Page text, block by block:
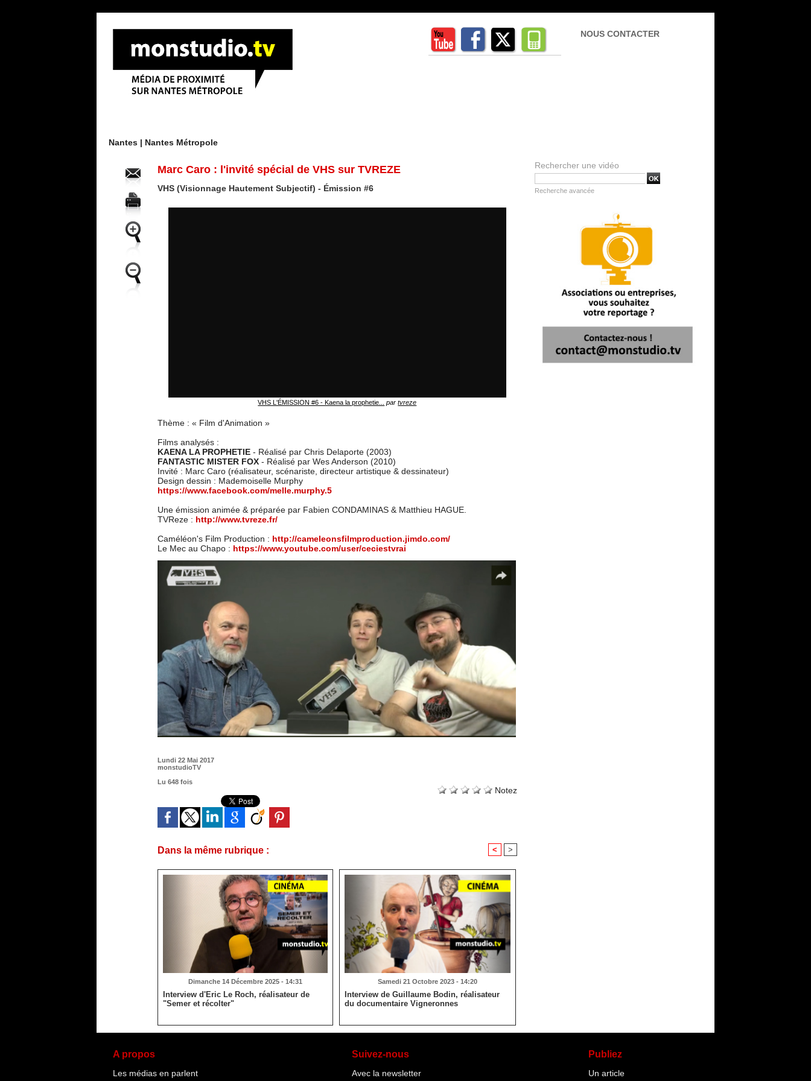
NOUS CONTACTER
Nantes | Nantes Métropole
Marc Caro : l'invité spécial de VHS sur TVREZE
VHS (Visionnage Hautement Subjectif) - Émission #6
VHS L'ÉMISSION #6 - Kaena la prophetie... partvreze
Thème : « Film d'Animation »
Films analysés :
KAENA LA PROPHETIE - Réalisé par Chris Delaporte (2003)
FANTASTIC MISTER FOX- Réalisé par Wes Anderson (2010)
Invité : Marc Caro (réalisateur, scénariste, directeur artistique & dessinateur)
Design dessin : Mademoiselle Murphy
https://www.facebook.com/melle.murphy.5
Une émission animée & préparée par Fabien CONDAMINAS & Matthieu HAGUE.
TVReze : http://www.tvreze.fr/
Caméléon's Film Production : http://cameleonsfilmproduction.jimdo.com/
Le Mec au Chapo : https://www.youtube.com/user/ceciestvrai
Lundi 22 Mai 2017
monstudioTV
Lu 648 fois
Notez
Dans la même rubrique : < >
Dimanche 14 Décembre 2025 - 14:31
Interview d'Eric Le Roch, réalisateur de
"Semer et récolter"
Samedi 21 Octobre 2023 - 14:20
Interview de Guillaume Bodin, réalisateur
du documentaire Vigneronnes
Rechercher une vidéo
Recherche avancée
A propos
Les médias en parlent
Suivez-nous
Avec la newsletter
Publiez
Un article